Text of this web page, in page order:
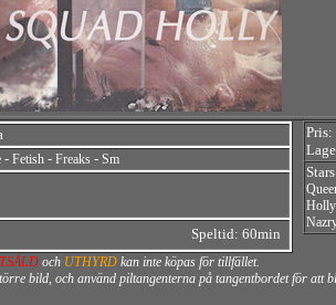
- Fetish - Freaks - Sm
Speltid: 60min
Holly
och UTHYRD kan inte köpas för tillfället.
bild, och använd piltangenterna på tangentbordet för att